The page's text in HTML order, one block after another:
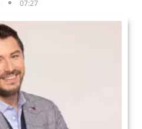
07:27